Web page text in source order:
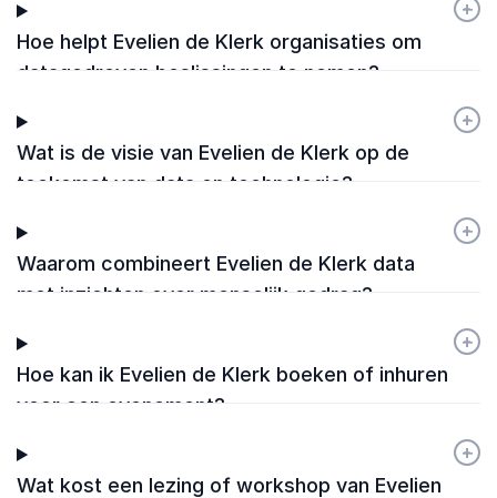
Hoe helpt Evelien de Klerk organisaties om
datagedreven beslissingen te nemen?
+
-
Wat is de visie van Evelien de Klerk op de
toekomst van data en technologie?
+
-
Waarom combineert Evelien de Klerk data
met inzichten over menselijk gedrag?
+
-
Hoe kan ik Evelien de Klerk boeken of inhuren
voor een evenement?
+
-
Wat kost een lezing of workshop van Evelien
+
-